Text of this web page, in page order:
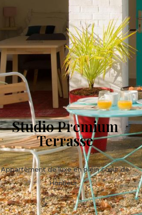
Studio Premium
Terrasse
Appartement de luxe en plein cœur de
Honfleur